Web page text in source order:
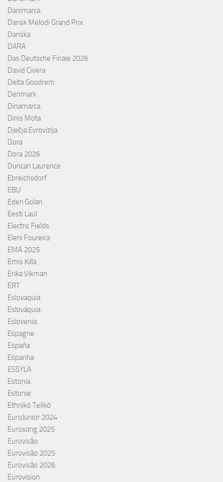
Danimarca
Dansk Melodi Grand Prix
Danska
DARA
Das Deutsche Finale 2026
David Civera
Delta Goodrem
Denmark
Dinamarca
Dinis Mota
Dječja Evrovizija
Dora
Dora 2026
Duncan Laurence
Ebreichsdorf
EBU
Eden Golan
Eesti Laul
Electric Fields
Eleni Foureira
EMA 2025
Emis Killa
Erika Vikman
ERT
Eslovaquia
Eslováquia
Eslovenia
Espagne
España
Espanha
ESSYLA
Estonia
Estonie
Ethnikó Telikó
EuroJunior 2024
Eurosong 2025
Eurovisão
Eurovisão 2025
Eurovisão 2026
Eurovision